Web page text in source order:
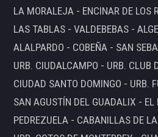
LA MORALEJA - ENCINAR DE LOS
LAS TABLAS - VALDEBEBAS -
ALALPARDO - COBEÑA - SAN
URB. CIUDALCAMPO - URB. CLUB
CIUDAD SANTO DOMINGO - URB.
SAN AGUSTÍN DEL GUADALIX -
PEDREZUELA - CABANILLAS DE